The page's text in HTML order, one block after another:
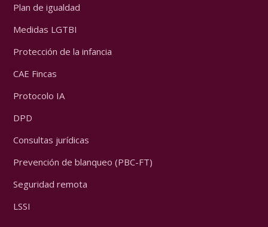
Plan de igualdad
Medidas LGTBI
Protección de la infancia
CAE Fincas
Protocolo IA
DPD
Consultas jurídicas
Prevención de blanqueo (PBC-FT)
Seguridad remota
LSSI